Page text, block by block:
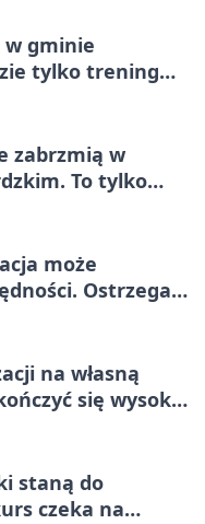
w gminie
tylko trening
zabrzmią w
To tylko
może
Ostrzega
na własną
się wysoką
staną do
czeka na